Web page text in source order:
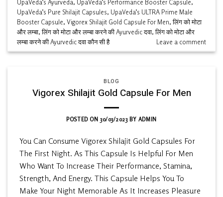
UpaVeda’s Ayurveda, UpaVeda’s Performance Booster Capsule,
UpaVeda’s Pure Shilajit Capsules, UpaVeda’s ULTRA Prime Male
Booster Capsule,Vigorex Shilajit Gold Capsule For Men,लिंग को मोटा
और लम्बा,लिंग को मोटा और लम्बा करने की Ayurvedic दवा,लिंग को मोटा और
लम्बा करने की Ayurvedic दवा कौन सी है
Leave a comment
BLOG
Vigorex Shilajit Gold Capsule For Men
POSTED ON 30/03/2023BY ADMIN
You Can Consume Vigorex Shilajit Gold Capsules For
The First Night. As This Capsule Is Helpful For Men
Who Want To Increase Their Performance, Stamina,
Strength, And Energy. This Capsule Helps You To
Make Your Night Memorable As It Increases Pleasure